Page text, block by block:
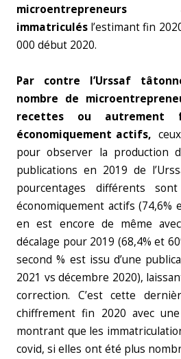
microentrepreneurs
immatriculés l’estimant fin
000 début 2020.
Par contre l’Urssaf
nombre de
recettes ou autrement
économiquement actifs,ceux
pour observer la production
publications en 2019 de
pourcentages différents
économiquement actifs (74,6%
en est encore de même
décalage pour 2019 (68,4% et
second % est issu d’une
2021 vs décembre 2020),
correction. C’est cette
chiffrement fin 2020 avec
montrant que les
covid, si elles ont été plus